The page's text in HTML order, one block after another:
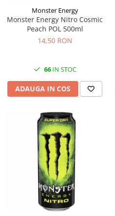
Monster Energy
Monster Energy Nitro Cosmic
Peach POL 500ml
14,50 RON
66IN STOC
ADAUGA IN COS